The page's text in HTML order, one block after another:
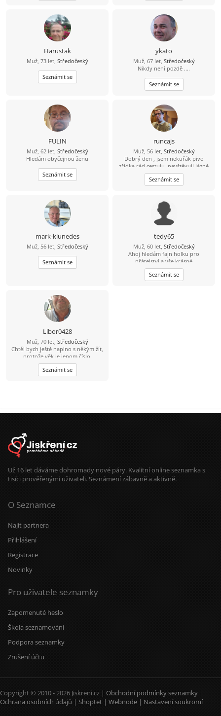
Harustak
Muž, 73 let, Středočeský
Seznámit se
ykato
Muž, 67 let, Středočeský
Nikdy není pozdě ....
Seznámit se
FULIN
Muž, 62 let, Středočeský
Hledám obyčejnou ženu
Seznámit se
runcajs
Muž, 56 let, Středočeský
Dobrý den , jsem nekuřák pivo
zřídka rád cestuju ,navštěvuji lázně
ale sám .Záliby kolo ,auta, procházky
divadlo a dobré jídlo
Seznámit se
mark-klunedes
Muž, 56 let, Středočeský
Seznámit se
tedy65
Muž, 60 let, Středočeský
Ahoj hledám fajn holku pro
přátelství a vše krásné
Seznámit se
Libor0428
Muž, 70 let, Středočeský
Chtěl bych ještě naplno s někým žít,
protože věk je jenom číslo.
Seznámit se
Už 16 let dáváme dohromady nové páry. Kvalitní online seznamka s
tisíci prověřenými uživateli. Seznámení zábavně a aktivně.
O Seznamce
Najít partnera
Přihlášení
Registrace
Novinky
Pro uživatele seznamky
Zapomenuté heslo
Škola seznamování
Podpora seznamky
Zrušení účtu
Copyright © 2010 - 2026 Jiskreni.cz | Obchodní podmínky seznamky |
Ochrana osobních údajů | Shoptet | Webnode | Nastavení soukromí